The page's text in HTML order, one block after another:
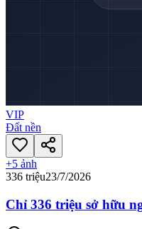
VIP
Đất nền
+5 ảnh
336 triệu23/7/2026
Chỉ 336 triệu sở hữu